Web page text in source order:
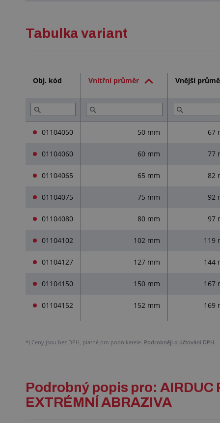
Tabulka variant
Obj. kód Vnitřní průměr Vnější
01104050 50 mm 67
01104060 60 mm 77
01104065 65 mm 82
01104075 75 mm 92
01104080 80 mm 97
01104102 102 mm 119
01104127 127 mm 144
01104150 150 mm 167
01104152 152 mm 169
*) Ceny jsou bez DPH, platné pro podnikatele. Podrobněji o účtování DPH.
Podrobný popis pro: AIRDUC
EXTRÉMNÍ ABRAZIVA